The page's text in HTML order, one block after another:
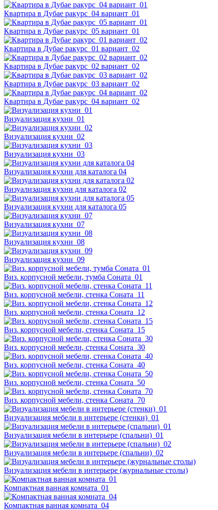
Квартира в Дубае ракурс_04 вариант_01
Квартира в Дубае ракурс_05 вариант_01
Квартира в Дубае ракурс_01 вариант_02
Квартира в Дубае ракурс_02 вариант_02
Квартира в Дубае ракурс_03 вариант_02
Квартира в Дубае ракурс_04 вариант_02
Визуализация кухни_01
Визуализация кухни_02
Визуализация кухни_03
Визуализация кухни для каталога 04
Визуализация кухни для каталога 02
Визуализация кухни для каталога 05
Визуализация кухни_07
Визуализация кухни_08
Визуализация кухни_09
Виз. корпусной мебели, тумба Соната_01
Виз. корпусной мебели, стенка Соната_11
Виз. корпусной мебели, стенка Соната_12
Виз. корпусной мебели, стенка Соната_15
Виз. корпусной мебели, стенка Соната_30
Виз. корпусной мебели, стенка Соната_40
Виз. корпусной мебели, стенка Соната_50
Виз. корпусной мебели, стенка Соната_70
Визуализация мебели в интерьере (стенки)_01
Визуализация мебели в интерьере (спальни)_01
Визуализация мебели в интерьере (спальни)_02
Визуализация мебели в интерьере (журнальные столы)
Компактная ванная комната_01
Компактная ванная комната_04